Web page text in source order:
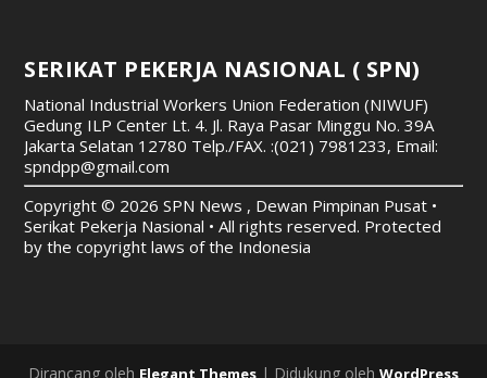
SERIKAT PEKERJA NASIONAL ( SPN)
National Industrial Workers Union Federation (NIWUF)
Gedung ILP Center Lt. 4. Jl. Raya Pasar Minggu No. 39A
Jakarta Selatan 12780 Telp./FAX. :(021) 7981233, Email:
spndpp@gmail.com
Copyright © 2026 SPN News , Dewan Pimpinan Pusat •
Serikat Pekerja Nasional • All rights reserved. Protected
by the copyright laws of the Indonesia
Dirancang oleh Elegant Themes | Didukung oleh WordPress